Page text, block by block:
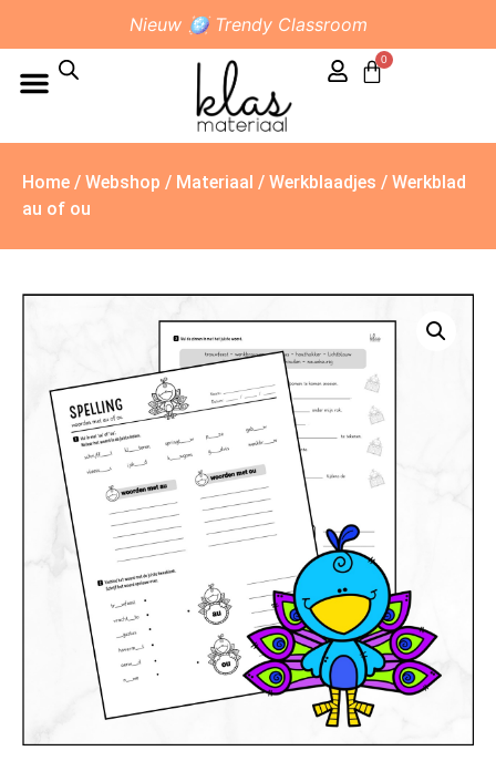
Nieuw 🪩 Trendy Classroom
0
Home / Webshop / Materiaal / Werkblaadjes / Werkblad
au of ou